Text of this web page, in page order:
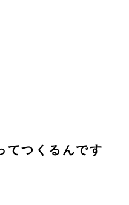
てつくるんです